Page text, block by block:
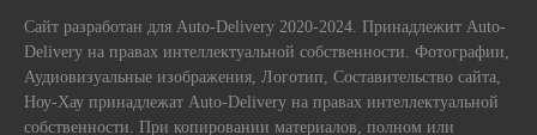
Сайт разработан для Auto-Delivery 2020-2024. Принадлежит Auto-
Delivery на правах интеллектуальной собственности. Фотографии,
Аудиовизуальные изображения, Логотип, Составительство сайта,
Ноу-Хау принадлежат Auto-Delivery на правах интеллектуальной
собственности. При копировании материалов, полном или